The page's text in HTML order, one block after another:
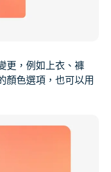
更，例如上衣、褲
顏色選項，也可以用